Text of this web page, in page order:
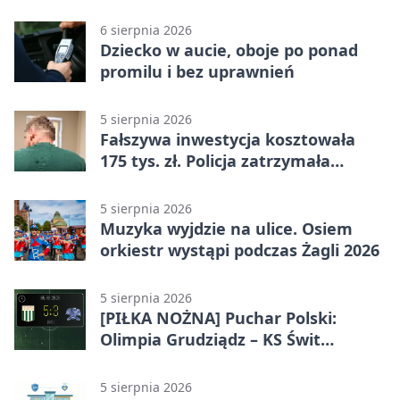
6 sierpnia 2026
Dziecko w aucie, oboje po ponad
promilu i bez uprawnień
5 sierpnia 2026
Fałszywa inwestycja kosztowała
175 tys. zł. Policja zatrzymała
5 sierpnia 2026
Muzyka wyjdzie na ulice. Osiem
orkiestr wystąpi podczas Żagli 2026
5 sierpnia 2026
[PIŁKA NOŻNA] Puchar Polski:
Olimpia Grudziądz – KS Świt
stracił dwubramkowe prowadzenie
5 sierpnia 2026